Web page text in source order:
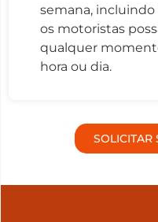
semana, incluindo
os motoristas
qualquer
hora ou dia.
SOLICITAR